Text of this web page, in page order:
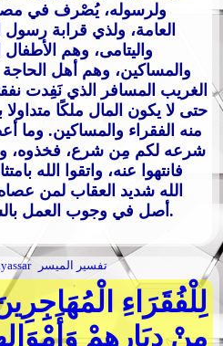
ولرسوله، يُصْرف في
العامة، ولذي قرابة
واليتامى، وهم الأطفال
والمساكين، وهم أهل الحاجة
الغريب المسافر الذي نَفِدت
حتى لا يكون المال ملكًا
منه الفقراء والمساكين. وما
شرعه لكم مِن شرع، فخذوه،
فانتهوا عنه، واتقوا الله
الله شديد العقاب لمن
أصل في وجوب العمل بالسنة: قولا أو فعلا أو تقريرًا.
تفسير الميسر
لِلْفُقَرَاءِ
مِنْ دِيَارِهِمْ